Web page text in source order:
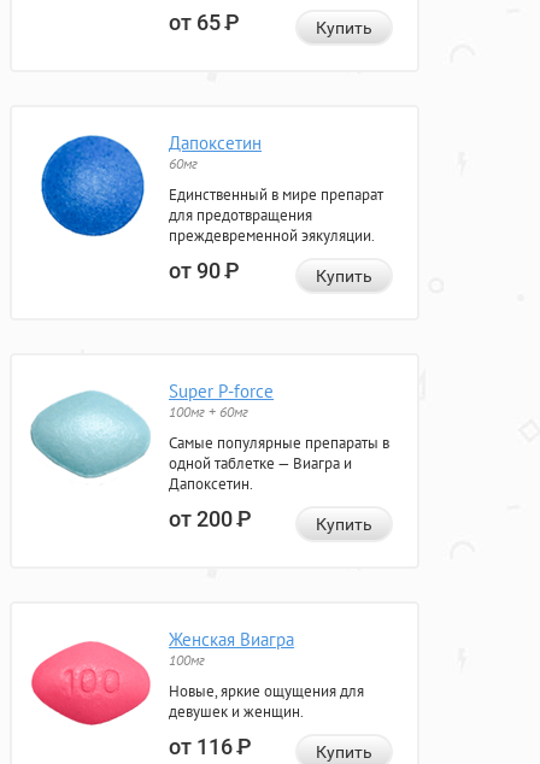
от 65Р Купить
Дапоксетин
60мг
Единственный в мире препарат
для предотвращения
преждевременной эякуляции.
от 90Р Купить
Super P-force
100мг + 60мг
Самые популярные препараты в
одной таблетке — Виагра и
Дапоксетин.
от 200Р Купить
Женская Виагра
100мг
Новые, яркие ощущения для
девушек и женщин.
от 116Р Купить